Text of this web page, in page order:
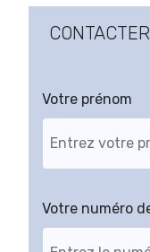
Votre prénom
Votre numéro